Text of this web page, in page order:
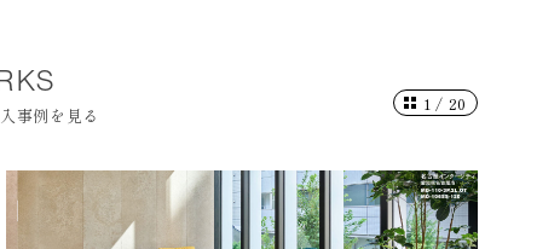
事例を見る
1 / 20